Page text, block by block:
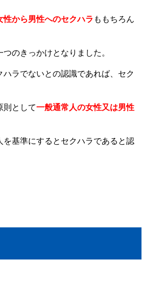
性から男性へのセクハラ ももちろん
のきっかけとなりました。
ラでないとの認識であれば、セク
則として一般通常人の女性又は男性
基準にするとセクハラであると認